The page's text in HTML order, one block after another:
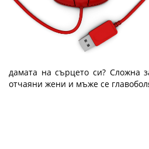
А вие? Избрахте ли подарък
14 февруари приближава
март. Какво да купиш на
дамата на сърцето си? Сложна
отчаяни жени и мъже се